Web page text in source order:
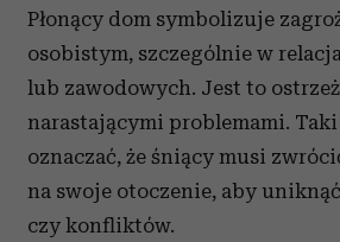
Płonący dom symbolizuje
osobistym, szczególnie w
lub zawodowych. Jest to
narastającymi problemami. Taki
oznaczać, że śniący musi
na swoje otoczenie, aby
czy konfliktów.